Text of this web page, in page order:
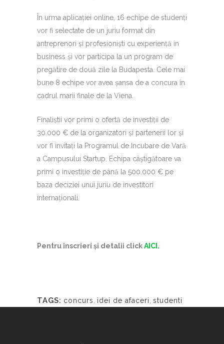
În urma aplicației online, 16 echipe de studenți
vor fi selectate de un juriu format din
antreprenori și profesioniști cu experiență in
business și vor participa la un program de
pregătire de două zile la Budapesta. Cele mai
bune 8 echipe vor avea șansa de a concura în
cadrul marii finale de la Viena.
Finaliștii vor primi o ofertă de investiții de
30.000 € de la organizatori și partenerii lor și
vor fi invitați la Programul de Incubare de Vară
a Campusului Startup. Echipa câștigătoare va
primi o investiție de până la 500.000 € pe
baza deciziei unui juriu de investitori
internaționali.
Pentru înscrieri și detalii clickAICI.
TAGS: concurs idei de afaceri studenti